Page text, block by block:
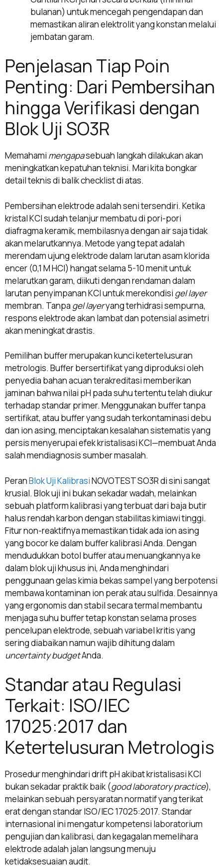
bulanan) untuk mencegah pengendapan dan
memastikan aliran elektrolit yang konstan melalui
jembatan garam.
Penjelasan Tiap Poin
Penting: Dari Pembersihan
hingga Verifikasi dengan
Blok Uji SO3R
Memahami mengapasebuah langkah dilakukan akan
meningkatkan kepatuhan teknisi. Mari kita bongkar
detail teknis di balik checklist di atas.
Pembersihan elektrode adalah seni tersendiri. Ketika
kristal KCl sudah telanjur membatu di pori-pori
diafragma keramik, membilasnya dengan air saja tidak
akan melarutkannya. Metode yang tepat adalah
merendam ujung elektrode dalam larutan asam klorida
encer (0,1 M HCl) hangat selama 5-10 menit untuk
melarutkan garam, diikuti dengan rendaman dalam
larutan penyimpanan KCl untuk merekondisi gel layer
membran. Tanpa gel layeryang terhidrasi sempurna,
respons elektrode akan lambat dan potensial asimetri
akan meningkat drastis.
Pemilihan buffer merupakan kunci ketertelusuran
metrologis. Buffer bersertifikat yang diproduksi oleh
penyedia bahan acuan terakreditasi memberikan
jaminan bahwa nilai pH pada suhu tertentu telah diukur
terhadap standar primer. Menggunakan buffer tanpa
sertifikat, atau buffer yang sudah terkontaminasi debu
dan ion asing, menciptakan kesalahan sistematis yang
persis menyerupai efek kristalisasi KCl—membuat Anda
salah mendiagnosis sumber masalah.
PeranBlok Uji KalibrasiNOVOTEST SO3R di sini sangat
krusial. Blok uji ini bukan sekadar wadah, melainkan
sebuah platform kalibrasi yang terbuat dari baja butir
halus rendah karbon dengan stabilitas kimiawi tinggi.
Fitur non-reaktifnya memastikan tidak ada ion asing
yang bocor ke dalam buffer kalibrasi Anda. Dengan
mendudukkan botol buffer atau menuangkannya ke
dalam blok uji khusus ini, Anda menghindari
penggunaan gelas kimia bekas sampel yang berpotensi
membawa kontaminan ion perak atau sulfida. Desainnya
yang ergonomis dan stabil secara termal membantu
menjaga suhu buffer tetap konstan selama proses
pencelupan elektrode, sebuah variabel kritis yang
sering diabaikan namun wajib dihitung dalam
uncertainty budgetAnda.
Standar atau Regulasi
Terkait: ISO/IEC
17025:2017 dan
Ketertelusuran Metrologis
Prosedur menghindari drift pH akibat kristalisasi KCl
bukan sekadar praktik baik (good laboratory practice),
melainkan sebuah persyaratan normatif yang terikat
erat dengan standar ISO/IEC 17025:2017. Standar
internasional ini mengatur kompetensi laboratorium
pengujian dan kalibrasi, dan kegagalan memelihara
elektrode adalah jalan langsung menuju
ketidaksesuaian audit.